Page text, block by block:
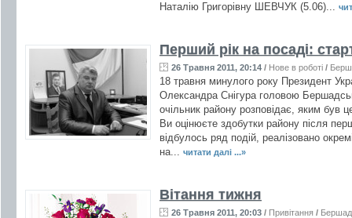
Наталію Григорівну ШЕВЧУК (5.06)...
Перший рік на посаді:
26 Травня 2011, 20:14 / Нове в роботі /
18 травня минулого року Президент
Олександра Снігура головою
очільник району розповідає, яким
Ви оцінюєте здобутки району після
відбулось ряд подій, реалізовано
на... читати далі ...»
Вітання тижня
26 Травня 2011, 20:03 / Привітання /